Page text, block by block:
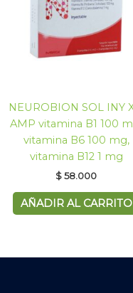
NEUROBION SOL INY
AMP vitamina B1 100
vitamina B6 100 mg,
vitamina B12 1 mg
$58.000
AÑADIR AL CARRITO